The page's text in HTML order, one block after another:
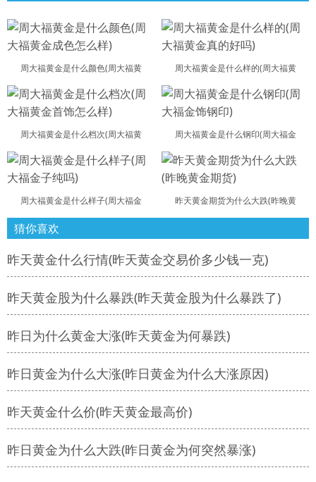
周大福黄金是什么颜色(周大福黄 周大福黄金是什么样的(周大福黄
周大福黄金是什么档次(周大福黄 周大福黄金是什么钢印(周大福金
周大福黄金是什么样子(周大福金 昨天黄金期货为什么大跌(昨晚黄
猜你喜欢
昨天黄金什么行情(昨天黄金交易价多少钱一克)
昨天黄金股为什么暴跌(昨天黄金股为什么暴跌了)
昨日为什么黄金大涨(昨天黄金为何暴跌)
昨日黄金为什么大涨(昨日黄金为什么大涨原因)
昨天黄金什么价(昨天黄金最高价)
昨日黄金为什么大跌(昨日黄金为何突然暴涨)